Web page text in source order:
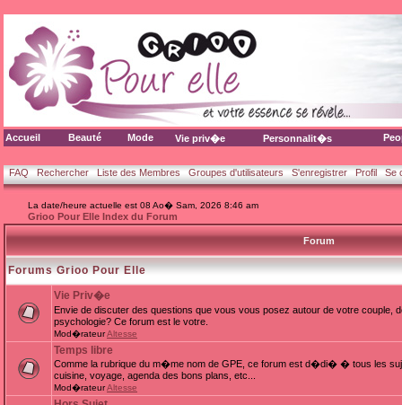
Accueil Beauté Mode Vie priv�e Personnalit�s
FAQ Rechercher Liste des Membres Groupes d'utilisateurs S'enregistrer Profil Se
La date/heure actuelle est 08 Ao� Sam, 2026 8:46 am
Grioo Pour Elle Index du Forum
Forum
Forums Grioo Pour Elle
Vie Priv�e
Envie de discuter des questions que vous vous posez autour de votre
psychologie? Ce forum est le votre.
Mod�rateurAltesse
Temps libre
Comme la rubrique du m�me nom de GPE, ce forum est d�di� � tous les
cuisine, voyage, agenda des bons plans, etc...
Mod�rateurAltesse